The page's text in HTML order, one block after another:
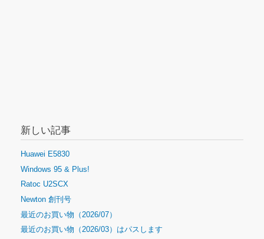
新しい記事
Huawei E5830
Windows 95 & Plus!
Ratoc U2SCX
Newton 創刊号
最近のお買い物（2026/07）
最近のお買い物（2026/03）はパスします